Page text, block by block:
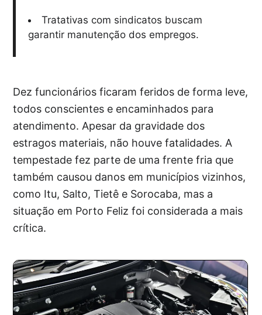
Tratativas com sindicatos buscam
garantir manutenção dos empregos.
Dez funcionários ficaram feridos de forma leve,
todos conscientes e encaminhados para
atendimento. Apesar da gravidade dos
estragos materiais, não houve fatalidades. A
tempestade fez parte de uma frente fria que
também causou danos em municípios vizinhos,
como Itu, Salto, Tietê e Sorocaba, mas a
situação em Porto Feliz foi considerada a mais
crítica.